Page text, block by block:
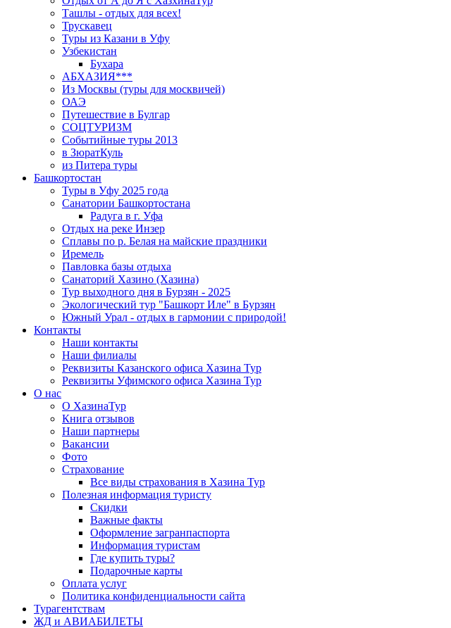
Ташлы - отдых для всех!
Трускавец
Туры из Казани в Уфу
Узбекистан
Бухара
АБХАЗИЯ***
Из Москвы (туры для москвичей)
ОАЭ
Путешествие в Булгар
СОЦТУРИЗМ
Событийные туры 2013
в ЗюратКуль
из Питера туры
Башкортостан
Туры в Уфу 2025 года
Санатории Башкортостана
Радуга в г. Уфа
Отдых на реке Инзер
Cплавы по р. Белая на майские праздники
Иремель
Павловка базы отдыха
Санаторий Хазино (Хазина)
Тур выходного дня в Бурзян - 2025
Экологический тур "Башкорт Иле" в Бурзян
Южный Урал - отдых в гармонии с природой!
Контакты
Наши контакты
Наши филиалы
Реквизиты Казанского офиса Хазина Тур
Реквизиты Уфимского офиса Хазина Тур
О нас
О ХазинаТур
Книга отзывов
Наши партнеры
Вакансии
Фото
Страхование
Все виды страхования в Хазина Тур
Полезная информация туристу
Скидки
Важные факты
Оформление загранпаспорта
Информация туристам
Где купить туры?
Подарочные карты
Оплата услуг
Политика конфиденциальности сайта
Турагентствам
ЖД и АВИАБИЛЕТЫ